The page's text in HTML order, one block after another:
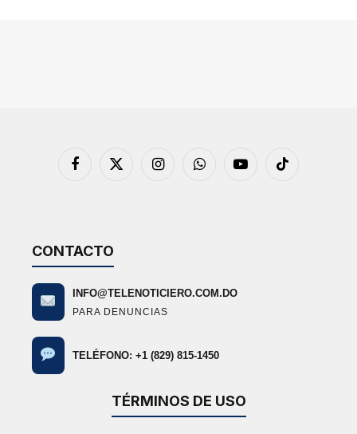
Facebook
X
InstagramWhatsAppYouTubeTikTok
CONTACTO
INFO@TELENOTICIERO.COM.DO
PARA DENUNCIAS
TELÉFONO: +1 (829) 815-1450
TÉRMINOS DE USO